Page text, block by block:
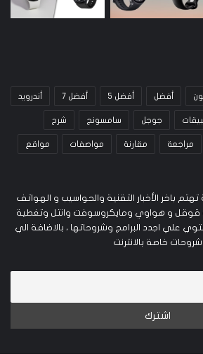
أفضل أفضل 5 أفضل 7 أندرويد
جوجل سامسونج شرح
مراجعة مقارنة مواصفات مواقع
باخر الأخبار التقنية والحواسيب و الهواتف
قوقل و هواوي ومايكروسوفت وانتل وتغطية
علي اجدد البرامج وشروحاتها ، بالاضافة الي
شروحات خاصة بالانترنت